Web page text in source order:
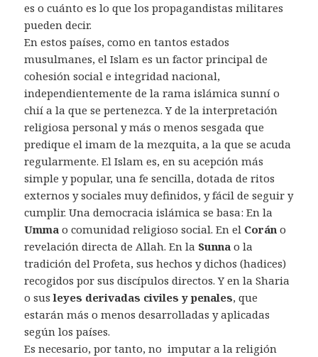
es o cuánto es lo que los propagandistas militares
pueden decir.
En estos países, como en tantos estados
musulmanes, el Islam es un factor principal de
cohesión social e integridad nacional,
independientemente de la rama islámica sunní o
chií a la que se pertenezca. Y de la interpretación
religiosa personal y más o menos sesgada que
predique el imam de la mezquita, a la que se acuda
regularmente. El Islam es, en su acepción más
simple y popular, una fe sencilla, dotada de ritos
externos y sociales muy definidos, y fácil de seguir y
cumplir. Una democracia islámica se basa: En la
Ummao comunidad religioso social. En el Coráno
revelación directa de Allah. En la Sunna o la
tradición del Profeta, sus hechos y dichos (hadices)
recogidos por sus discípulos directos. Y en la Sharia
o susleyes derivadas civiles y penales, que
estarán más o menos desarrolladas y aplicadas
según los países.
Es necesario, por tanto, no imputar a la religión